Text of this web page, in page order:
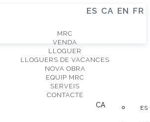
ES CA EN FR
MRC
VENDA
LLOGUER
LLOGUERS DE VACANCES
NOVA OBRA
EQUIP MRC
SERVEIS
CONTACTE
CA ES